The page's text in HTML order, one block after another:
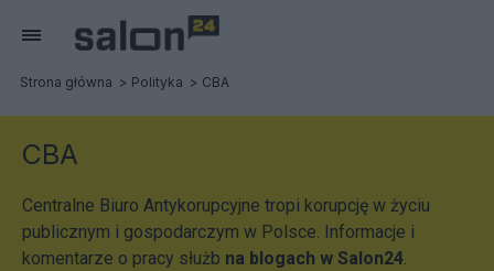
Strona główna Polityka CBA
CBA
Centralne Biuro Antykorupcyjne tropi korupcję w życiu
publicznym i gospodarczym w Polsce. Informacje i
komentarze o pracy służb na blogach w Salon24.